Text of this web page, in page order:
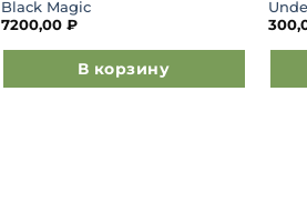
Black Magic
7200,00 ₽
В корзину